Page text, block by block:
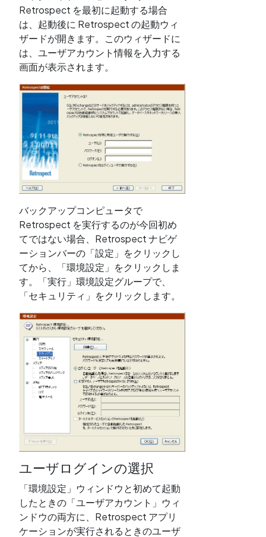
Retrospect を最初に起動する場合
は、起動後に Retrospect の起動ウィ
ザードが開きます。このウィザードに
は、ユーザアカウント情報を入力する
画面が表示されます。
バックアップコンピュータで
Retrospect を実行するのが今回初め
てではない場合、Retrospect ナビゲ
ーションバーの「設定」をクリックし
てから、「環境設定」をクリックしま
す。「実行」環境設定グループで、
「セキュリティ」をクリックします。
ユーザログインの選択
「環境設定」ウィンドウと初めて起動
したときの「ユーザアカウント」ウィ
ンドウの両方に、Retrospect アプリ
ケーションが実行されるときのユーザ